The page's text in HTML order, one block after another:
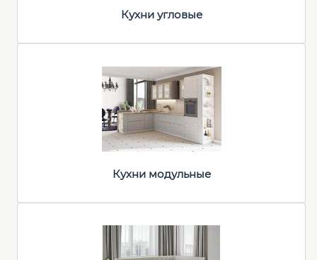
Кухни угловые
Кухни модульные